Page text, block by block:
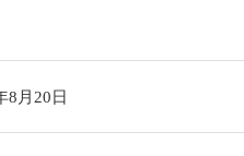
8月20日